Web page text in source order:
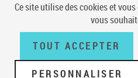
Notice n° :FRBNF11962920
Mise à
Ce site utilise des cookies et
vous
TOUT ACCEPTER
PERSONNALISER